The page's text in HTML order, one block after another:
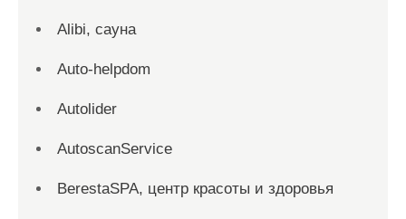
Alibi, сауна
Auto-helpdom
Autolider
AutoscanService
BerestaSPA, центр красоты и здоровья